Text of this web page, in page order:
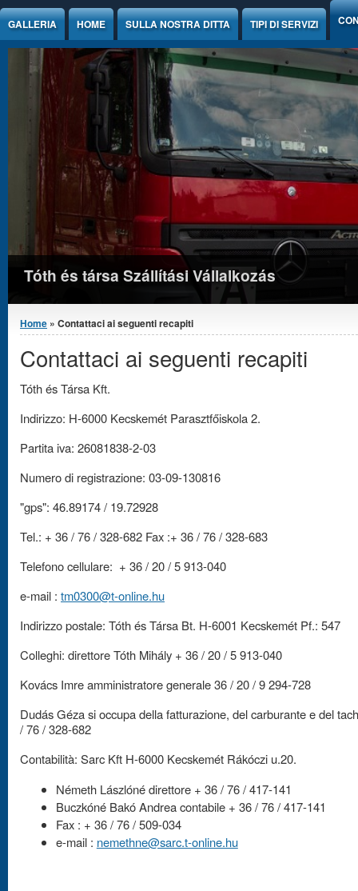
Jump to Content
GALLERIA HOME SULLA NOSTRA DITTA TIPI DI SERVIZI
Tóth és társa Szállítási Vállalkozás
You are here
Home » Contattaci ai seguenti recapiti
Contattaci ai seguenti recapiti
Tóth és Társa Kft.
Indirizzo: H-6000 Kecskemét Parasztfőiskola 2.
Partita iva: 26081838-2-03
Numero di registrazione: 03-09-130816
"gps": 46.89174 / 19.72928
Tel.: + 36 / 76 / 328-682 Fax :+ 36 / 76 / 328-683
Telefono cellulare: + 36 / 20 / 5 913-040
e-mail : tm0300@t-online.hu
Indirizzo postale: Tóth és Társa Bt. H-6001 Kecskemét Pf.: 547
Colleghi: direttore Tóth Mihály + 36 / 20 / 5 913-040
Kovács Imre amministratore generale 36 / 20 / 9 294-728
Dudás Géza si occupa della fatturazione, del carburante e del
/ 76 / 328-682
Contabilità: Sarc Kft H-6000 Kecskemét Rákóczi u.20.
Németh Lászlóné direttore + 36 / 76 / 417-141
Buczkóné Bakó Andrea contabile + 36 / 76 / 417-141
Fax : + 36 / 76 / 509-034
e-mail : nemethne@sarc.t-online.hu